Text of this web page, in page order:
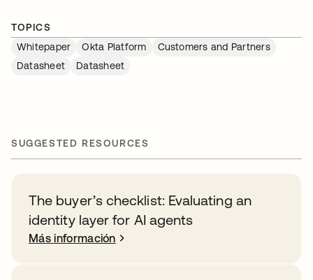
TOPICS
Whitepaper
Okta Platform
Customers and Partners
Datasheet
Datasheet
SUGGESTED RESOURCES
The buyer’s checklist: Evaluating an
identity layer for AI agents
Más información